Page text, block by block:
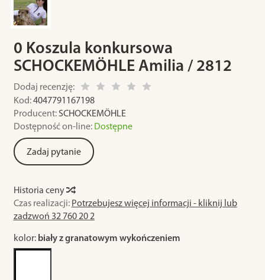
0 Koszula konkursowa
SCHOCKEMÖHLE Amilia / 2812
Dodaj recenzję:
Kod: 4047791167198
Producent: SCHOCKEMÖHLE
Dostępność on-line: Dostępne
Zadaj pytanie
Historia ceny
Czas realizacji: Potrzebujesz więcej informacji - kliknij lub
zadzwoń 32 760 20 2
kolor: biały z granatowym wykończeniem